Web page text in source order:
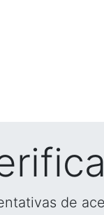
de